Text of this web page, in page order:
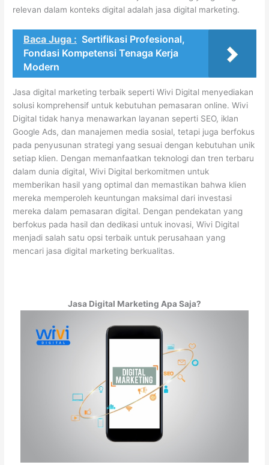
relevan dalam konteks digital adalah jasa digital marketing.
Baca Juga : Sertifikasi Profesional,
Fondasi Kompetensi Tenaga Kerja
Modern
Jasa digital marketing terbaik seperti Wivi Digital menyediakan
solusi komprehensif untuk kebutuhan pemasaran online. Wivi
Digital tidak hanya menawarkan layanan seperti SEO, iklan
Google Ads, dan manajemen media sosial, tetapi juga berfokus
pada penyusunan strategi yang sesuai dengan kebutuhan unik
setiap klien. Dengan memanfaatkan teknologi dan tren terbaru
dalam dunia digital, Wivi Digital berkomitmen untuk
memberikan hasil yang optimal dan memastikan bahwa klien
mereka memperoleh keuntungan maksimal dari investasi
mereka dalam pemasaran digital. Dengan pendekatan yang
berfokus pada hasil dan dedikasi untuk inovasi, Wivi Digital
menjadi salah satu opsi terbaik untuk perusahaan yang
mencari jasa digital marketing berkualitas.
Jasa Digital Marketing Apa Saja?